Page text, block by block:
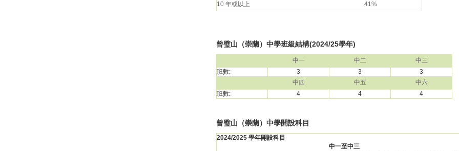
10 年或以上
41%
曾璧山（崇蘭）中學班級結構(2024/25學年)
中一 中二
中三
班數:
3 3
3
中四
中五
中六
班數:
4 4 4
曾璧山（崇蘭）中學開設科目
2024/2025 學年開設科目
中一至中三